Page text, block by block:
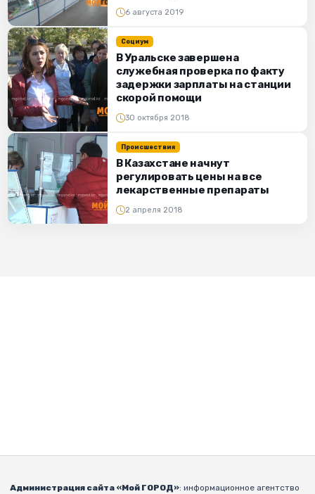
6 августа 2019
Социум
В Уральске завершена
служебная проверка по факту
задержки зарплаты на станции
скорой помощи
30 октября 2018
Происшествия
В Казахстане начнут
регулировать цены на все
лекарственные препараты
2 апреля 2018
Администрация сайта «Мой ГОРОД»: информационное агентство